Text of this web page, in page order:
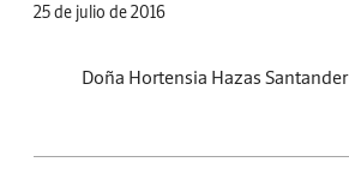
25 de julio de 2016
Doña Hortensia Hazas Santander